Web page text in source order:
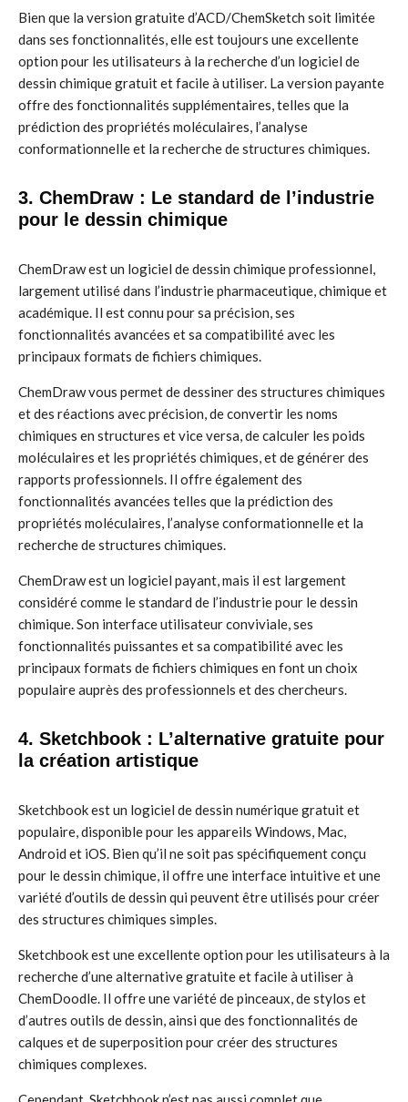
Bien que la version gratuite d’ACD/ChemSketch soit limitée
dans ses fonctionnalités, elle est toujours une excellente
option pour les utilisateurs à la recherche d’un logiciel de
dessin chimique gratuit et facile à utiliser. La version payante
offre des fonctionnalités supplémentaires, telles que la
prédiction des propriétés moléculaires, l’analyse
conformationnelle et la recherche de structures chimiques.
3. ChemDraw : Le standard de l’industrie
pour le dessin chimique
ChemDraw est un logiciel de dessin chimique professionnel,
largement utilisé dans l’industrie pharmaceutique, chimique et
académique. Il est connu pour sa précision, ses
fonctionnalités avancées et sa compatibilité avec les
principaux formats de fichiers chimiques.
ChemDraw vous permet de dessiner des structures chimiques
et des réactions avec précision, de convertir les noms
chimiques en structures et vice versa, de calculer les poids
moléculaires et les propriétés chimiques, et de générer des
rapports professionnels. Il offre également des
fonctionnalités avancées telles que la prédiction des
propriétés moléculaires, l’analyse conformationnelle et la
recherche de structures chimiques.
ChemDraw est un logiciel payant, mais il est largement
considéré comme le standard de l’industrie pour le dessin
chimique. Son interface utilisateur conviviale, ses
fonctionnalités puissantes et sa compatibilité avec les
principaux formats de fichiers chimiques en font un choix
populaire auprès des professionnels et des chercheurs.
4. Sketchbook : L’alternative gratuite pour
la création artistique
Sketchbook est un logiciel de dessin numérique gratuit et
populaire, disponible pour les appareils Windows, Mac,
Android et iOS. Bien qu’il ne soit pas spécifiquement conçu
pour le dessin chimique, il offre une interface intuitive et une
variété d’outils de dessin qui peuvent être utilisés pour créer
des structures chimiques simples.
Sketchbook est une excellente option pour les utilisateurs à la
recherche d’une alternative gratuite et facile à utiliser à
ChemDoodle. Il offre une variété de pinceaux, de stylos et
d’autres outils de dessin, ainsi que des fonctionnalités de
calques et de superposition pour créer des structures
chimiques complexes.